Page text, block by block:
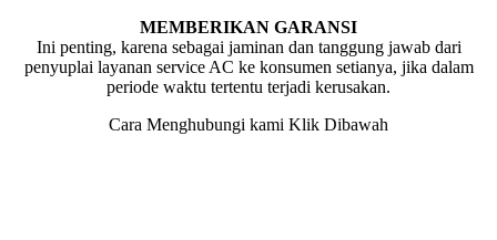
MEMBERIKAN GARANSI
Ini penting, karena sebagai jaminan dan tanggung jawab dari
penyuplai layanan service AC ke konsumen setianya, jika dalam
periode waktu tertentu terjadi kerusakan.
Cara Menghubungi kami Klik Dibawah